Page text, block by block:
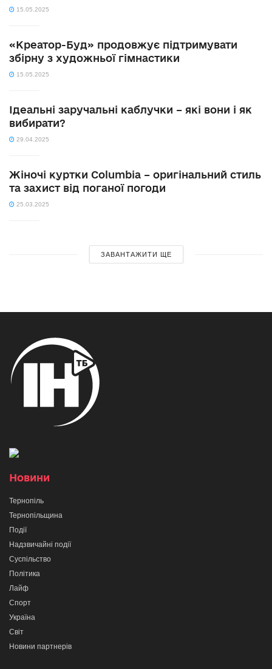
15.05.2025
«Креатор-Буд» продовжує підтримувати
збірну з художньої гімнастики
15.05.2025
Ідеальні заручальні каблучки – які вони і як
вибирати?
29.04.2025
Жіночі куртки Columbia – оригінальний стиль
та захист від поганої погоди
25.03.2025
ЗАВАНТАЖИТИ ЩЕ
Новини
Тернопіль
Тернопільщина
Події
Надзвичайні події
Суспільство
Політика
Лайф
Спорт
Україна
Світ
Новини партнерів